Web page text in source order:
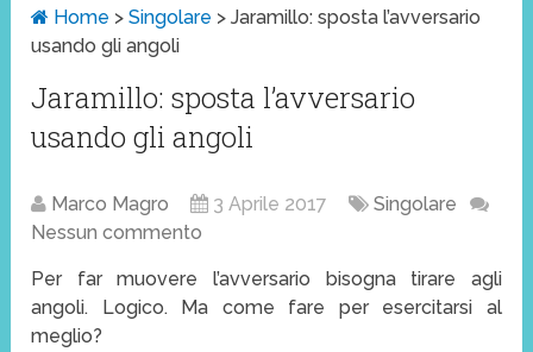
Home >Singolare >Jaramillo: sposta l’avversario
usando gli angoli
Jaramillo: sposta l’avversario
usando gli angoli
Marco Magro 3 Aprile 2017
Singolare
Nessun commento
Per far muovere l’avversario bisogna tirare agli
angoli. Logico. Ma come fare per esercitarsi al
meglio?